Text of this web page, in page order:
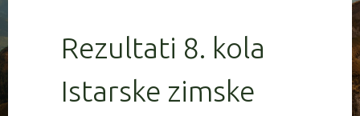
Rezultati 8. kola
Istarske zimske